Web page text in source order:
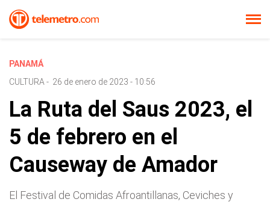
PANAMÁ
CULTURA - 26 de enero de 2023 - 10:56
La Ruta del Saus 2023, el
5 de febrero en el
Causeway de Amador
El Festival de Comidas Afroantillanas, Ceviches y